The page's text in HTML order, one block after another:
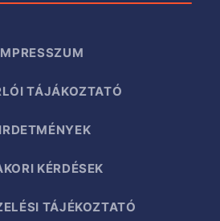
TÁJÁKOZTATÓ
KÉRDÉSEK
TÁJÉKOZTATÓ